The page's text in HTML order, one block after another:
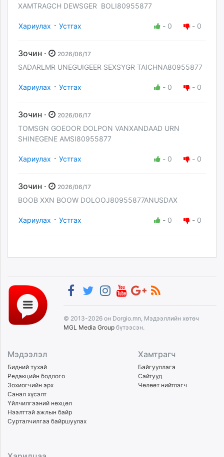
XAMTRAGCH DEWSGER BOLI80955877
Хариулах · Устгах - 0 - 0
Зочин · 2026/06/17
SADARLMR UNEGUIGEER SEXSYGR TAICHNA80955877
Хариулах · Устгах - 0 - 0
Зочин · 2026/06/17
TOMSGN GOEOOR DOLPON VANXANDAAD URN
SHINEGENE AMSI80955877
Хариулах · Устгах - 0 - 0
Зочин · 2026/06/17
BOOB XXN BOOW DOLOOJ80955877ANUSDAX
Хариулах · Устгах - 0 - 0
© 2013-2026 он Dorgio.mn, Мэдээллийн хөтөч
MGL Media Group бүтээсэн.
Мэдээлэл
Бидний тухай
Редакцийн бодлого
Зохиогчийн эрх
Санал хүсэлт
Үйлчилгээний нөхцөл
Нээлттэй ажлын байр
Сурталчилгаа байршуулах
Хамтрагч
Байгууллага
Сайтууд
Чөлөөт нийтлэгч